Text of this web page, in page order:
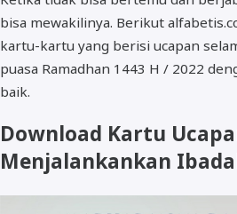
bisa mewakilinya. Berikut
kartu-kartu yang berisi ucapan
puasa Ramadhan 1443 H / 2022
baik.
Download Kartu
Menjalankankan